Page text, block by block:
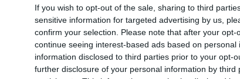
If you wish to opt-out of the sale, sharing to third
sensitive information for targeted advertising by us,
confirm your selection. Please note that after your
continue seeing interest-based ads based on
information disclosed to third parties prior to your opt-
further disclosure of your personal information by third
Τετάρτη, 20 Μαρτίου 2024, 18:13